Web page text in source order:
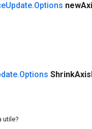
Update.Options new
.Options ShrinkAxis
utile?